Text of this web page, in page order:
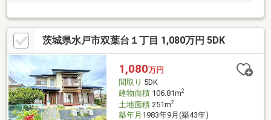
茨城県水戸市双葉台１丁目 1,080万円 5DK
1,080万円
間取り 5DK
建物面積106.81m2
土地面積251m2
築年月 1983年9月(築43年)